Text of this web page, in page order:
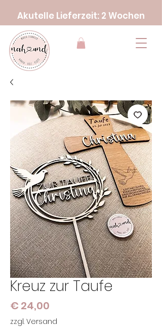
Akutelle Lieferzeit: 2 Wochen
Kreuz zur Taufe
€ 24,00
zzgl. Versand